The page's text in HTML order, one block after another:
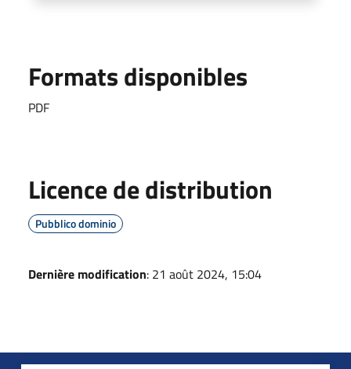
Formats disponibles
PDF
Licence de distribution
Pubblico dominio
Dernière modification: 21 août 2024, 15:04